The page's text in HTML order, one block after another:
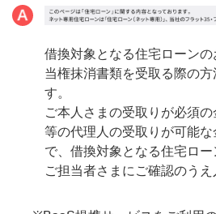
借換対象となる住宅ローン
当権抹消書類を受取る際の
す。
ご本人さまの受取りが必須
等の代理人の受取りが可能
で、借換対象となる住宅ロ
ご担当者さまにご確認のうえ